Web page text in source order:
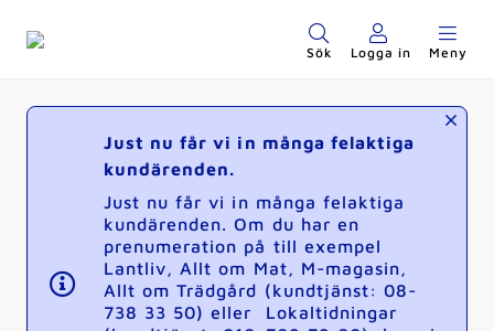
Sök Logga in Meny
Just nu får vi in många felaktiga
kundärenden.
Just nu får vi in många felaktiga
kundärenden. Om du har en
prenumeration på till exempel
Lantliv, Allt om Mat, M-magasin,
Allt om Trädgård (kundtjänst: 08-
738 33 50) eller Lokaltidningar